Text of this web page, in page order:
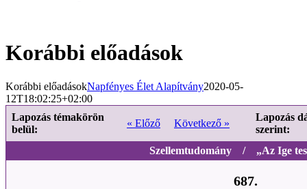
Korábbi előadások
Korábbi előadásokNapfényes Élet Alapítvány2020-05-
12T18:02:25+02:00
Lapozás témakörön
belül:
« Előző Következő »
Lapozás
szerint:
Szellemtudomány / „Az Ige
687.